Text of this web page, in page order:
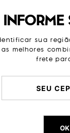
fora dessa. O
em couro e
suas muitas
é sortida.
sua
melhores
frete
OK